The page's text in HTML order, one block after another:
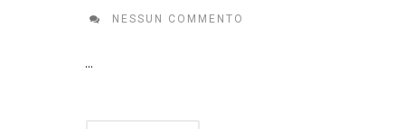
NESSUN COMMENTO
...